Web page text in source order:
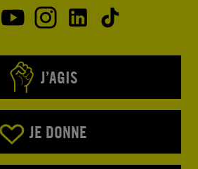
J’AGIS
JE DONNE